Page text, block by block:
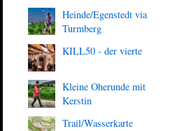
Heinde/Egenstedt via
Turmberg
KILL50 - der vierte
Kleine Oherunde mit
Kerstin
Trail/Wasserkarte